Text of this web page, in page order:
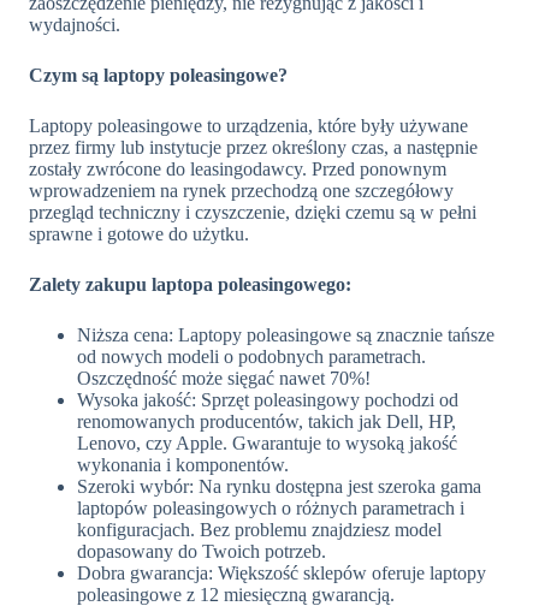
wydajności.
Czym są laptopy poleasingowe?
Laptopy poleasingowe to urządzenia, które były używane
przez firmy lub instytucje przez określony czas, a następnie
zostały zwrócone do leasingodawcy. Przed ponownym
wprowadzeniem na rynek przechodzą one szczegółowy
przegląd techniczny i czyszczenie, dzięki czemu są w pełni
sprawne i gotowe do użytku.
Zalety zakupu laptopa poleasingowego:
Niższa cena: Laptopy poleasingowe są znacznie tańsze
od nowych modeli o podobnych parametrach.
Oszczędność może sięgać nawet 70%!
Wysoka jakość: Sprzęt poleasingowy pochodzi od
renomowanych producentów, takich jak Dell, HP,
Lenovo, czy Apple. Gwarantuje to wysoką jakość
wykonania i komponentów.
Szeroki wybór: Na rynku dostępna jest szeroka gama
laptopów poleasingowych o różnych parametrach i
konfiguracjach. Bez problemu znajdziesz model
dopasowany do Twoich potrzeb.
Dobra gwarancja: Większość sklepów oferuje laptopy
poleasingowe z 12 miesięczną gwarancją.